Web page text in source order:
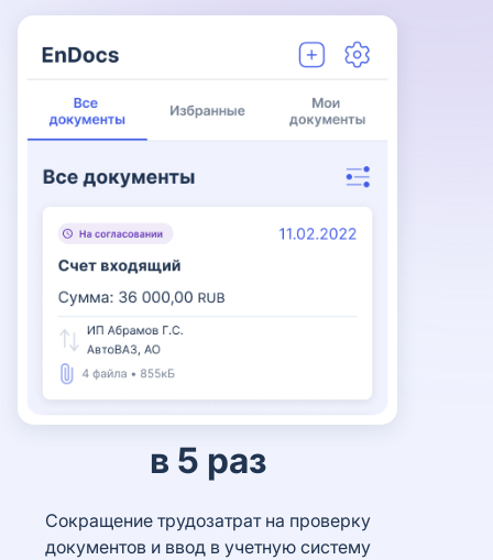
в 5 раз
Сокращение трудозатрат на проверку
документов и ввод в учетную систему